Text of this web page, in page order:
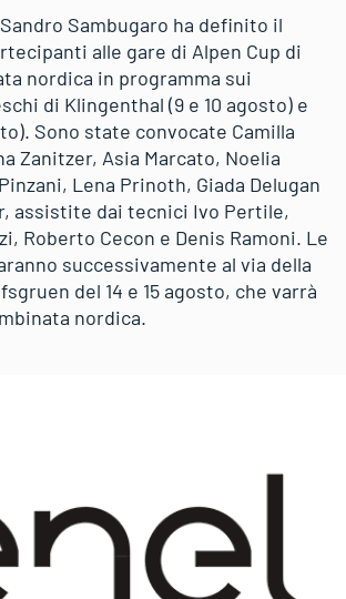
Sambugaro ha definito il
alle gare di Alpen Cup di
nordica in programma sui
di Klingenthal (9 e 10 agosto) e
Sono state convocate Camilla
Zanitzer, Asia Marcato, Noelia
Lena Prinoth, Giada Delugan
assistite dai tecnici Ivo Pertile,
Roberto Cecon e Denis Ramoni. Le
successivamente al via della
del 14 e 15 agosto, che varrà
nordica.